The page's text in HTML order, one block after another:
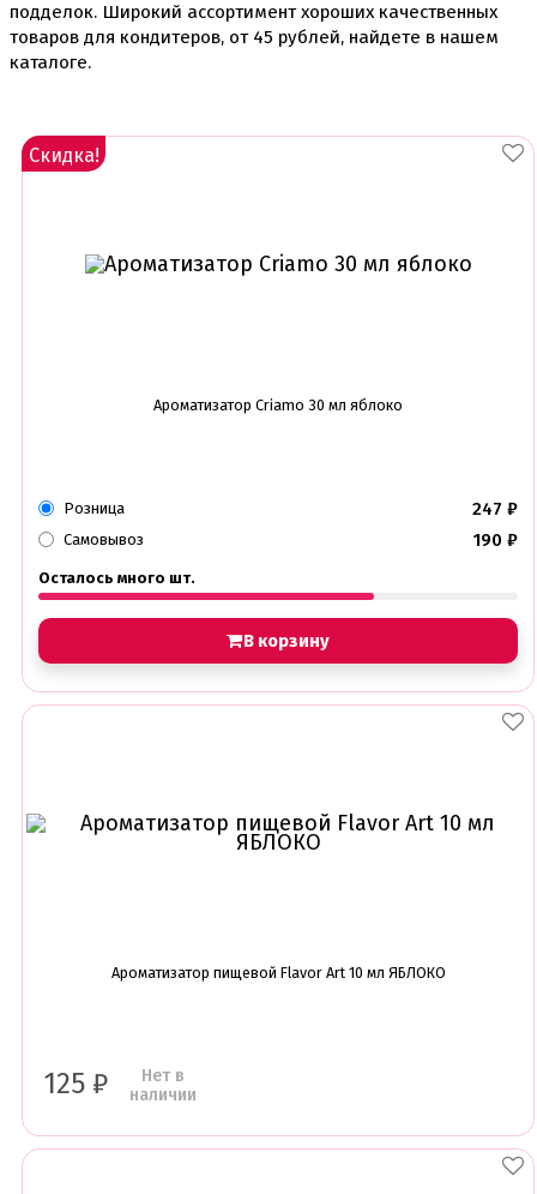
подделок. Широкий ассортимент хороших качественных
товаров для кондитеров, от 45 рублей, найдете в нашем
каталоге.
Скидка!
Ароматизатор Criamo 30 мл яблоко
Розница 247 ₽
Самовывоз 190 ₽
Осталось много шт.
В корзину
Ароматизатор пищевой Flavor Art 10 мл ЯБЛОКО
125 ₽
Нет в
наличии